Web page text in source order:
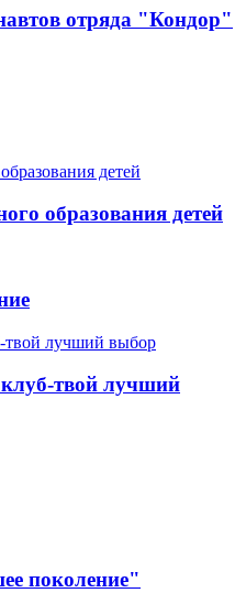
отряда "Кондор"
образования детей
твой лучший
поколение"